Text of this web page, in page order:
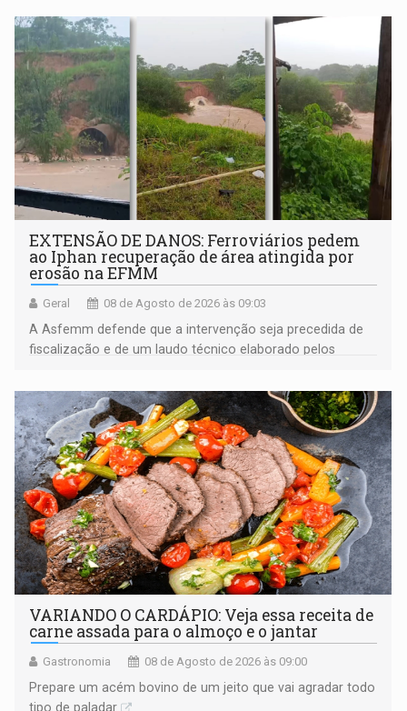
EXTENSÃO DE DANOS: Ferroviários pedem
ao Iphan recuperação de área atingida por
erosão na EFMM
Geral 08 de Agosto de 2026 às 09:03
A Asfemm defende que a intervenção seja precedida de
fiscalização e de um laudo técnico elaborado pelos
VARIANDO O CARDÁPIO: Veja essa receita de
carne assada para o almoço e o jantar
Gastronomia 08 de Agosto de 2026 às 09:00
Prepare um acém bovino de um jeito que vai agradar todo
tipo de paladar